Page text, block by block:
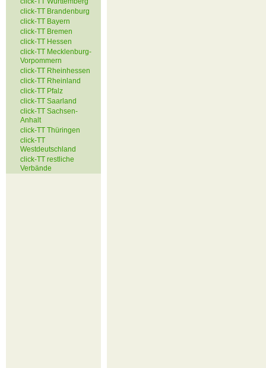
click-TT Brandenburg
click-TT Bayern
click-TT Bremen
click-TT Hessen
click-TT Mecklenburg-
Vorpommern
click-TT Rheinhessen
click-TT Rheinland
click-TT Pfalz
click-TT Saarland
click-TT Sachsen-
Anhalt
click-TT Thüringen
click-TT
Westdeutschland
click-TT restliche
Verbände